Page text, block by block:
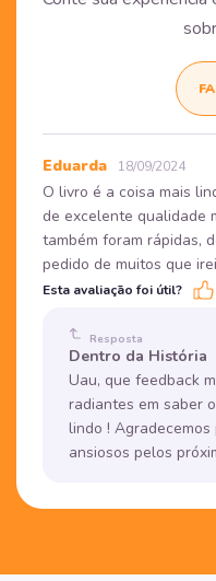
Eduarda 18/09/2024
O livro é a coisa mais
de excelente qualidade
também foram rápidas,
pedido de muitos que
Esta avaliação foi útil?
Resposta
Dentro da História
Uau, que feedback
radiantes em saber
lindo !
ansiosos pelos